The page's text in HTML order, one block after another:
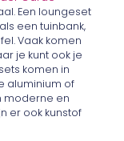
Een loungeset
een tuinbank,
Vaak komen
je kunt ook je
komen in
aluminium of
moderne en
er ook kunstof